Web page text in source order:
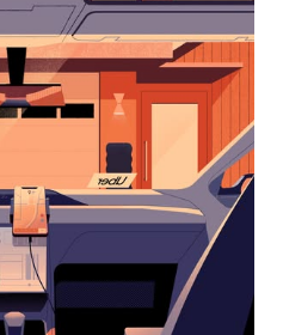
لاستخدام
التقويم
التاريخ.
اضغط
على
زر
الخروج
لإغلاق
التقويم.